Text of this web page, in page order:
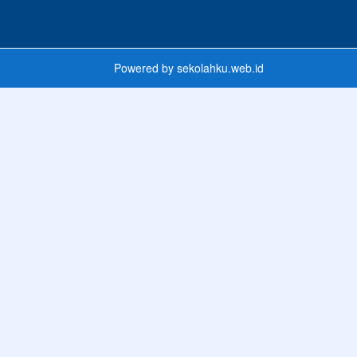
Powered by sekolahku.web.id